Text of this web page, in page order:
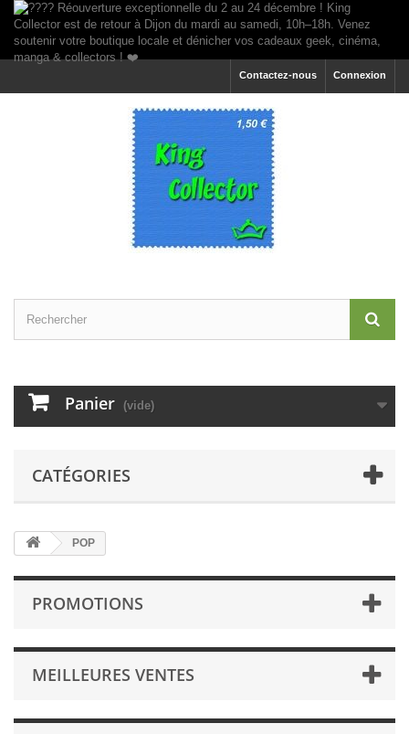
Connexion
Contactez-nous
Panier (vide)
CATÉGORIES
POP
PROMOTIONS
MEILLEURES VENTES